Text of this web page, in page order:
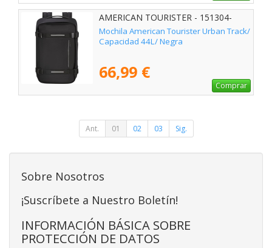
AMERICAN TOURISTER - 151304-
0423
Mochila American Tourister Urban Track/
Capacidad 44L/ Negra
66,99 €
Comprar
Ant. 01 02 03 Sig.
Sobre Nosotros
¡Suscríbete a Nuestro Boletín!
INFORMACIÓN BÁSICA SOBRE
PROTECCIÓN DE DATOS